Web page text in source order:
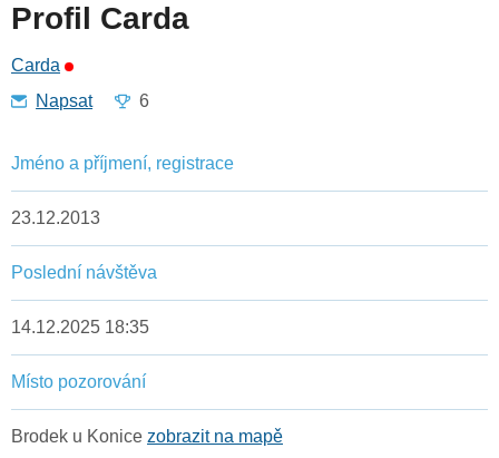
Profil Carda
Carda
Napsat
6
Jméno a příjmení, registrace
23.12.2013
Poslední návštěva
14.12.2025 18:35
Místo pozorování
Brodek u Konice zobrazit na mapě